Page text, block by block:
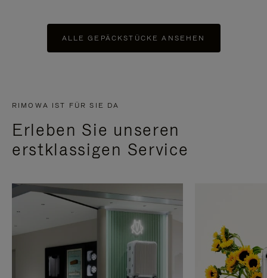
ALLE GEPÄCKSTÜCKE ANSEHEN
RIMOWA IST FÜR SIE DA
Erleben Sie unseren
erstklassigen Service